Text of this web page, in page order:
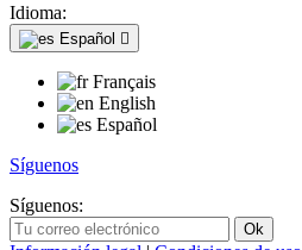
Idioma:
Español 
Français
English
Español
Síguenos
Síguenos: